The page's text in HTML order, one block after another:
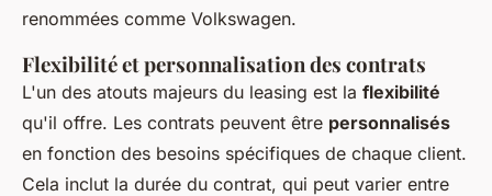
renommées comme Volkswagen.
Flexibilité et personnalisation des contrats
L'un des atouts majeurs du leasing est la flexibilité
qu'il offre. Les contrats peuvent être personnalisés
en fonction des besoins spécifiques de chaque client.
Cela inclut la durée du contrat, qui peut varier entre